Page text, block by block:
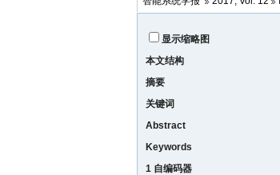
显示缩略图
本文结构
摘要
关键词
Abstract
Keywords
1 自编码器